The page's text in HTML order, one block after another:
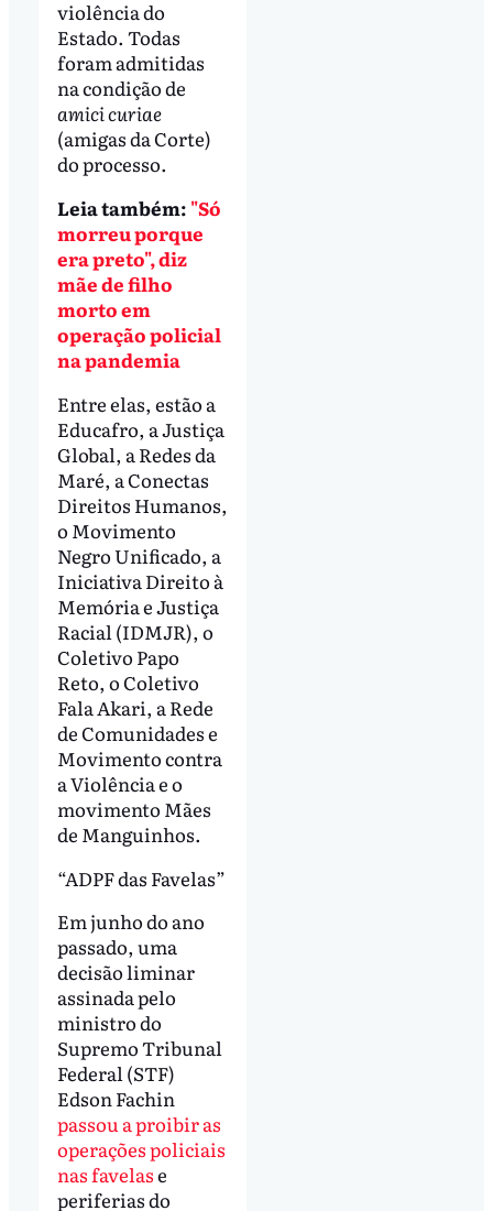
violência do
Estado. Todas
foram admitidas
na condição de
amici curiae
(amigas da Corte)
do processo.
Leia também: "Só
morreu porque
era preto", diz
mãe de filho
morto em
operação policial
na pandemia
Entre elas, estão a
Educafro, a Justiça
Global, a Redes da
Maré, a Conectas
Direitos Humanos,
o Movimento
Negro Unificado, a
Iniciativa Direito à
Memória e Justiça
Racial (IDMJR), o
Coletivo Papo
Reto, o Coletivo
Fala Akari, a Rede
de Comunidades e
Movimento contra
a Violência e o
movimento Mães
de Manguinhos.
“ADPF das Favelas”
Em junho do ano
passado, uma
decisão liminar
assinada pelo
ministro do
Supremo Tribunal
Federal (STF)
Edson Fachin
passou a proibir as
operações policiais
nas favelase
periferias do